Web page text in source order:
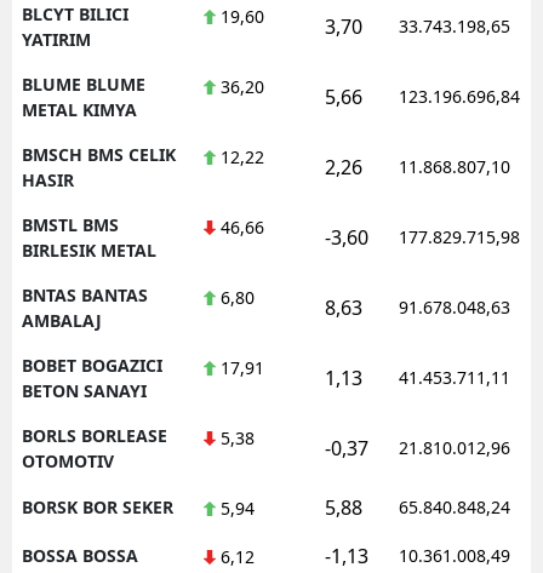
BLCYT BILICI
YATIRIM
19,60 3,70 33.743.198,65
BLUME BLUME
METAL KIMYA
36,20 5,66 123.196.696,84
BMSCH BMS CELIK
HASIR
12,22 2,26 11.868.807,10
BMSTL BMS
BIRLESIK METAL
46,66 -3,60 177.829.715,98
BNTAS BANTAS
AMBALAJ
6,80 8,63 91.678.048,63
BOBET BOGAZICI
BETON SANAYI
17,91 1,13 41.453.711,11
BORLS BORLEASE
OTOMOTIV
5,38 -0,37 21.810.012,96
BORSK BOR SEKER 5,94 5,88 65.840.848,24
BOSSA BOSSA 6,12 -1,13 10.361.008,49